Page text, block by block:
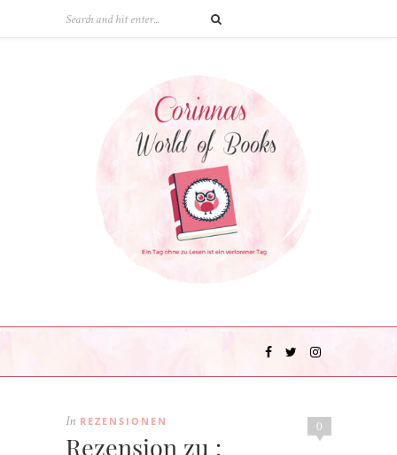
0
In REZENSIONEN
Rezension zu :